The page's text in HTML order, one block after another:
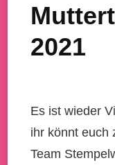
2021
Es ist wieder
ihr könnt euch
Team